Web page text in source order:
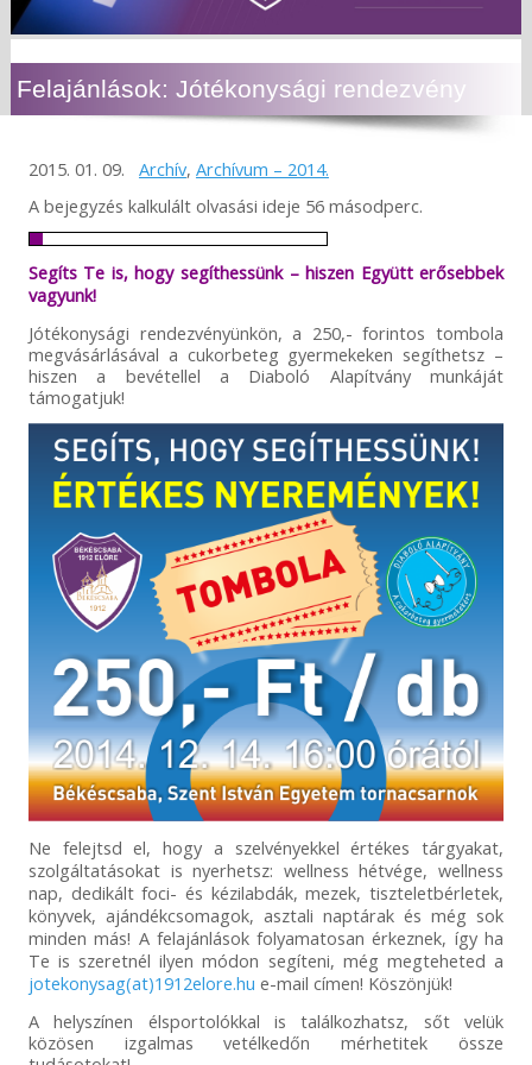
Felajánlások: Jótékonysági rendezvény
2015. 01. 09. Archív, Archívum – 2014.
A bejegyzés kalkulált olvasási ideje 56 másodperc.
Segíts Te is, hogy segíthessünk – hiszen Együtt erősebbek
vagyunk!
Jótékonysági rendezvényünkön, a 250,- forintos tombola
megvásárlásával a cukorbeteg gyermekeken segíthetsz –
hiszen a bevétellel a Diaboló Alapítvány munkáját
támogatjuk!
Ne felejtsd el, hogy a szelvényekkel értékes tárgyakat,
szolgáltatásokat is nyerhetsz: wellness hétvége, wellness
nap, dedikált foci- és kézilabdák, mezek, tiszteletbérletek,
könyvek, ajándékcsomagok, asztali naptárak és még sok
minden más! A felajánlások folyamatosan érkeznek, így ha
Te is szeretnél ilyen módon segíteni, még megteheted a
jotekonysag(at)1912elore.hu e-mail címen! Köszönjük!
A helyszínen élsportolókkal is találkozhatsz, sőt velük
közösen izgalmas vetélkedőn mérhetitek össze